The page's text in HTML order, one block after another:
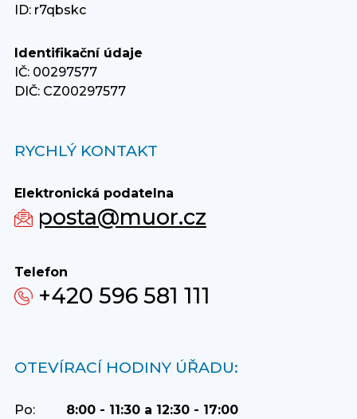
ID: r7qbskc
Identifikační údaje
IČ: 00297577
DIČ: CZ00297577
RYCHLÝ KONTAKT
Elektronická podatelna
posta@muor.cz
Telefon
+420 596 581 111
OTEVÍRACÍ HODINY ÚŘADU:
Po:
8:00 - 11:30 a 12:30 - 17:00